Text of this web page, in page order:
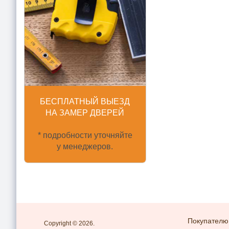
БЕСПЛАТНЫЙ ВЫЕЗД
НА ЗАМЕР ДВЕРЕЙ
* подробности уточняйте
у менеджеров.
Copyright © 2026. Покупателю